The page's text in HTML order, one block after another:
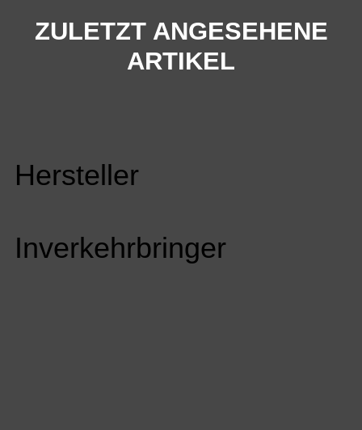
ZULETZT ANGESEHENE
ARTIKEL
Hersteller
Inverkehrbringer